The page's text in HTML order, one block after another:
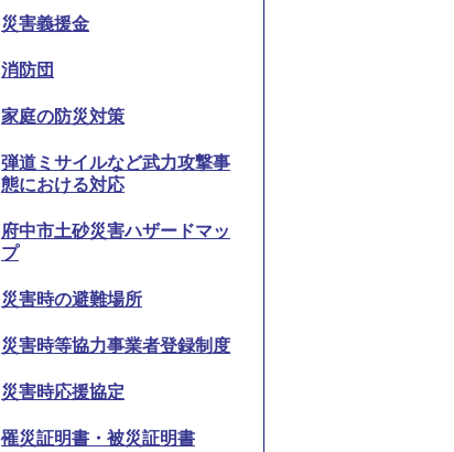
災害義援金
消防団
家庭の防災対策
弾道ミサイルなど武力攻撃事
態における対応
府中市土砂災害ハザードマッ
プ
災害時の避難場所
災害時等協力事業者登録制度
災害時応援協定
罹災証明書・被災証明書